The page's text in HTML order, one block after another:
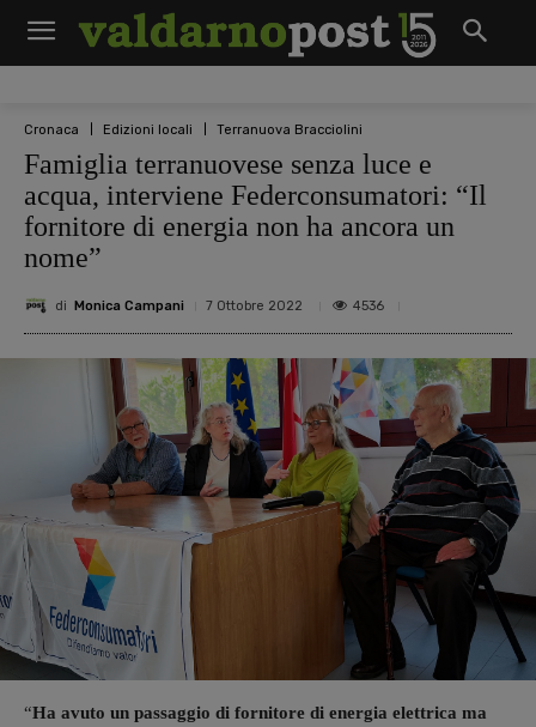
Cronaca Edizioni locali Terranuova Bracciolini
Famiglia terranuovese senza luce e
acqua, interviene Federconsumatori: “Il
fornitore di energia non ha ancora un
nome”
di Monica Campani 7 Ottobre 2022 4536
“Ha avuto un passaggio di fornitore di energia elettrica ma